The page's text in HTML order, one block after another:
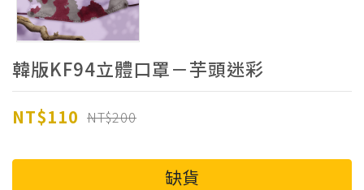
韓版KF94立體口罩－芋頭迷彩
NT$200
NT$110